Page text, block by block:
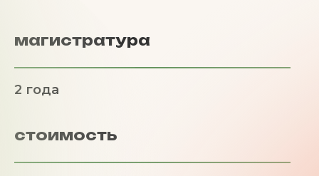
магистратура
2 года
стоимость